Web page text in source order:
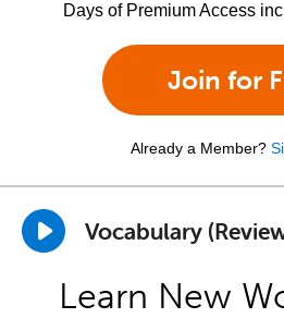
Days of Premium Access
Join for
Already a Member?
Vocabulary
Learn New